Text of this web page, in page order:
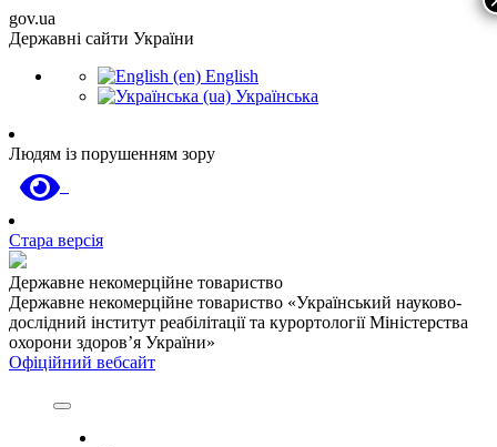
gov.ua
Державні сайти України
English
Українська
Людям із порушенням зору
Стара версія
Державне некомерційне товариство
Державне некомерційне товариство «Український науково-
дослідний інститут реабілітації та курортології Міністерства
охорони здоров’я України»
Офіційний вебсайт